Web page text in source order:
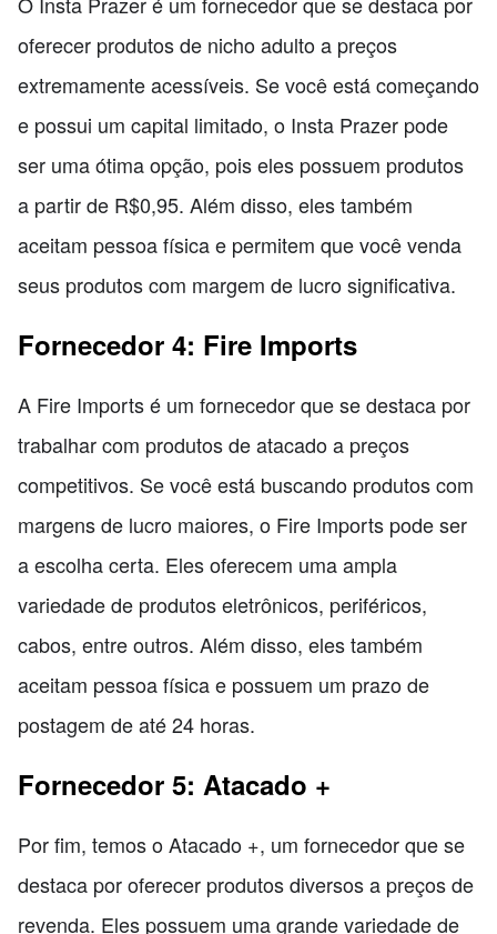
oferecer produtos de nicho adulto a preços
extremamente acessíveis. Se você está começando
e possui um capital limitado, o Insta Prazer pode
ser uma ótima opção, pois eles possuem produtos
a partir de R$0,95. Além disso, eles também
aceitam pessoa física e permitem que você venda
seus produtos com margem de lucro significativa.
Fornecedor 4: Fire Imports
A Fire Imports é um fornecedor que se destaca por
trabalhar com produtos de atacado a preços
competitivos. Se você está buscando produtos com
margens de lucro maiores, o Fire Imports pode ser
a escolha certa. Eles oferecem uma ampla
variedade de produtos eletrônicos, periféricos,
cabos, entre outros. Além disso, eles também
aceitam pessoa física e possuem um prazo de
postagem de até 24 horas.
Fornecedor 5: Atacado +
Por fim, temos o Atacado +, um fornecedor que se
destaca por oferecer produtos diversos a preços de
revenda. Eles possuem uma grande variedade de